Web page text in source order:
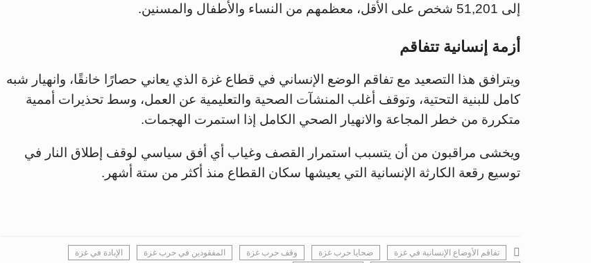
إلى 51,201 شخص على الأقل، معظمهم من النساء والأطفال والمسنين.
أزمة إنسانية تتفاقم
ويترافق هذا التصعيد مع تفاقم الوضع الإنساني في قطاع غزة الذي يعاني حصارًا خانقًا، وانهيار شبه
كامل للبنية التحتية، وتوقف أغلب المنشآت الصحية والتعليمية عن العمل، وسط تحذيرات أممية
متكررة من خطر المجاعة والانهيار الصحي الكامل إذا استمرت الهجمات.
ويخشى مراقبون من أن يتسبب استمرار القصف وغياب أي أفق سياسي لوقف إطلاق النار في
توسيع رقعة الكارثة الإنسانية التي يعيشها سكان القطاع منذ أكثر من ستة أشهر.
تفاقم الأوضاع الإنسانية في غزة ضحايا حرب غزة وقف حرب غزة المفقودين في حرب غزة
الإبادة في غزة